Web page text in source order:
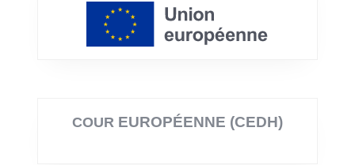
COUR EUROPÉENNE (CEDH)